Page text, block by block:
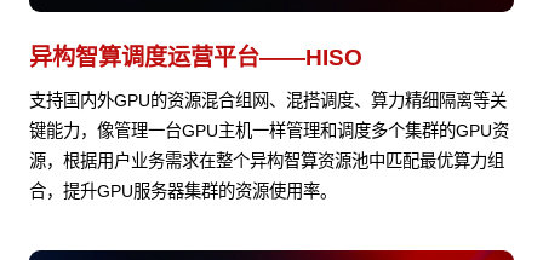
异构智算调度运营平台——HISO
支持国内外GPU的资源混合组网、混搭调度、算力精细隔离等关
键能力，像管理一台GPU主机一样管理和调度多个集群的GPU资
源，根据用户业务需求在整个异构智算资源池中匹配最优算力组
合，提升GPU服务器集群的资源使用率。